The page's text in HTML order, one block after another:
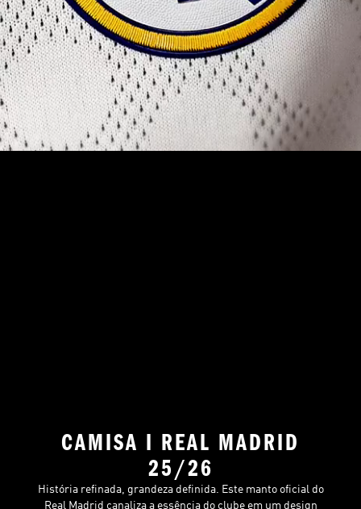
CAMISA I REAL MADRID
25/26
História refinada, grandeza definida. Este manto oficial do
Real Madrid canaliza a essência do clube em um design